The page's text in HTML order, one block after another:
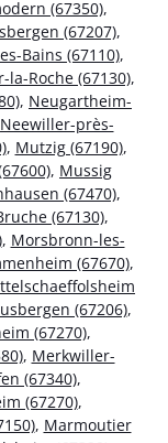
(67350),
(67207),
Bains (67110),
la-Roche (67130),
, Neugartheim-
Neewiller-près-
, Mutzig (67190),
, Mussig
(67470),
(67130),
, Morsbronn-les-
(67670),
(67206),
(67270),
, Merkwiller-
(67340),
(67270),
, Marmoutier